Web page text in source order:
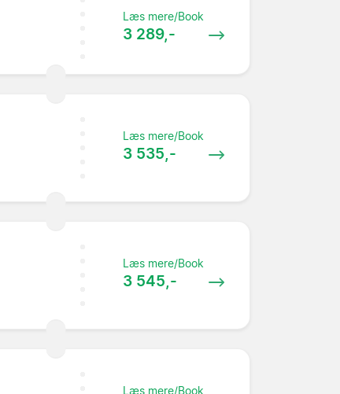
Læs mere/Book
3 289,-
Læs mere/Book
3 535,-
Læs mere/Book
3 545,-
Læs mere/Book